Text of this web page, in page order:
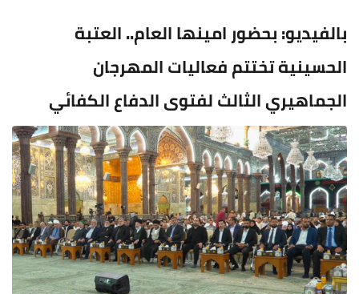
بالفيديو: بحضور امينها العام.. العتبة
الحسينية تختتم فعاليات المهرجان
الجماهيري الثالث لفتوى الدفاع الكفائي